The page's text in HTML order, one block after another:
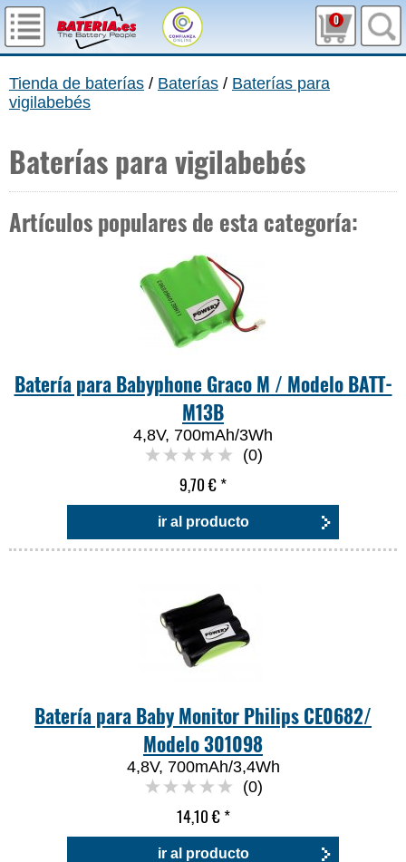
0
Tienda de baterías / Baterías / Baterías para
vigilabebés
Baterías para vigilabebés
Artículos populares de esta categoría:
Batería para Babyphone Graco M / Modelo BATT-
M13B
4,8V, 700mAh/3Wh
(0)
9,70 €*
ir al producto
Batería para Baby Monitor Philips CE0682/
Modelo 301098
4,8V, 700mAh/3,4Wh
(0)
14,10 €*
ir al producto